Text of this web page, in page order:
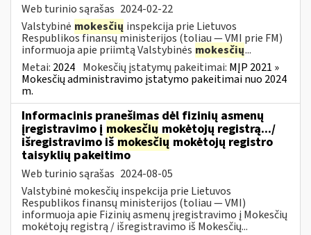
Web turinio sąrašas 2024-02-22
Valstybinė mokesčių inspekcija prie Lietuvos
Respublikos finansų ministerijos (toliau ― VMI prie FM)
informuoja apie priimtą Valstybinės mokesčių...
Metai: 2024 Mokesčių įstatymų pakeitimai: MĮP 2021 »
Mokesčių administravimo įstatymo pakeitimai nuo 2024
m.
Informacinis pranešimas dėl fizinių asmenų
įregistravimo į mokesčių mokėtojų registrą.../
išregistravimo išmokesčių mokėtojų registro
taisyklių pakeitimo
Web turinio sąrašas 2024-08-05
Valstybinė mokesčių inspekcija prie Lietuvos
Respublikos finansų ministerijos (toliau — VMI)
informuoja apie Fizinių asmenų įregistravimo į Mokesčių
mokėtojų registrą / išregistravimo iš Mokesčių...